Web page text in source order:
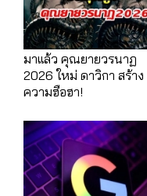
มาเเล้ว คุณยายวรนาฏ
2026 ใหม่ ดาวิกา สร้าง
ความฮือฮา!